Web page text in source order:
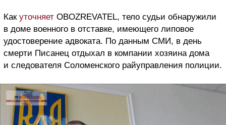
Как уточняет OBOZREVATEL, тело судьи обнаружили
в доме военного в отставке, имеющего липовое
удостоверение адвоката. По данным СМИ, в день
смерти Писанец отдыхал в компании хозяина дома
и следователя Соломенского райуправления полиции.